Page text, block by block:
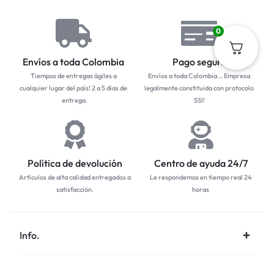
Envíos a toda Colombia
Tiempos de entregas ágiles a
cualquier lugar del país! 2 a 5 días de
entrega
Pago seguro
Envíos a toda Colombia... Empresa
legalmente constituida con protocolo
SSl!
Política de devolución
Artículos de alta calidad entregados a
satisfacción.
Centro de ayuda 24/7
Le respondemos en tiempo real 24
horas
Info.
0